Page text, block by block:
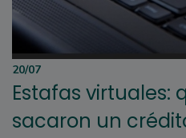
20/07
Estafas virtuales:
sacaron un